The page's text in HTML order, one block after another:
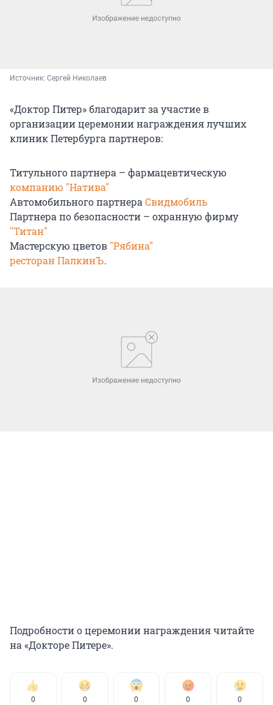
Источник: Сергей Николаев
«Доктор Питер» благодарит за участие в
организации церемонии награждения лучших
клиник Петербурга партнеров:
Титульного партнера – фармацевтическую
компанию "Натива"
Автомобильного партнераСвидмобиль
Партнера по безопасности – охранную фирму
"Титан"
Мастерскую цветов "Рябина"
ресторан ПалкинЪ.
Подробности о церемонии награждения читайте
на «Докторе Питере».
0 0 0 0 0